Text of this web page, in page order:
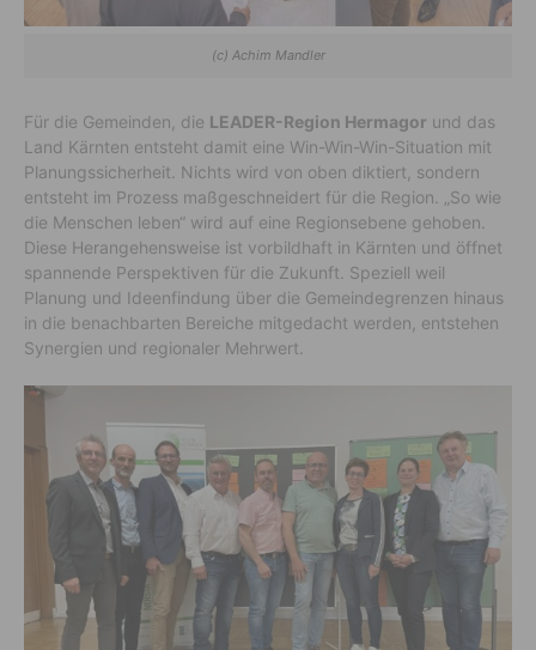
(c) Achim Mandler
Für die Gemeinden, die LEADER-Region Hermagor und das
Land Kärnten entsteht damit eine Win-Win-Win-Situation mit
Planungssicherheit. Nichts wird von oben diktiert, sondern
entsteht im Prozess maßgeschneidert für die Region. „So wie
die Menschen leben“ wird auf eine Regionsebene gehoben.
Diese Herangehensweise ist vorbildhaft in Kärnten und öffnet
spannende Perspektiven für die Zukunft. Speziell weil
Planung und Ideenfindung über die Gemeindegrenzen hinaus
in die benachbarten Bereiche mitgedacht werden, entstehen
Synergien und regionaler Mehrwert.